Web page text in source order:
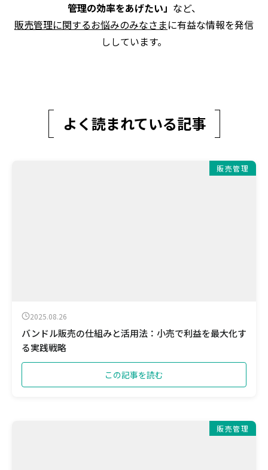
管理の効率をあげたい」 など、
販売管理に関するお悩みのみなさまに有益な情報を発信
ししています。
よく読まれている記事
販売管理
2025.08.26
バンドル販売の仕組みと活用法：小売で利益を最大化す
る実践戦略
この記事を読む
販売管理